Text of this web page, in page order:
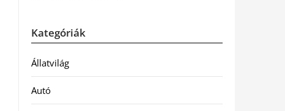
Kategóriák
Állatvilág
Autó